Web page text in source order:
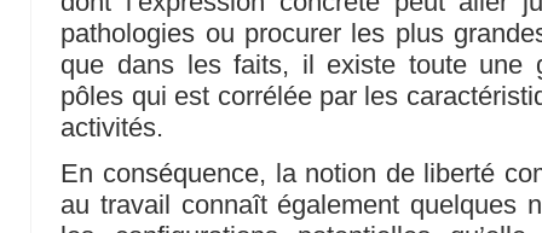
pathologies ou procurer les plus
que dans les faits, il existe toute une
pôles qui est corrélée par les
activités.
En conséquence, la notion de liberté
au travail connaît également quelques